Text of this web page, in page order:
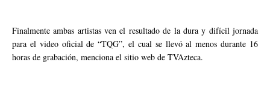
Finalmente ambas artistas ven el resultado de la dura y difícil jornada
para el video oficial de “TQG”, el cual se llevó al menos durante 16
horas de grabación, menciona el sitio web de TVAzteca.